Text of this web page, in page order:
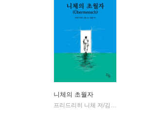
니체의 초월자
프리드리히 니체 저/김철 편역